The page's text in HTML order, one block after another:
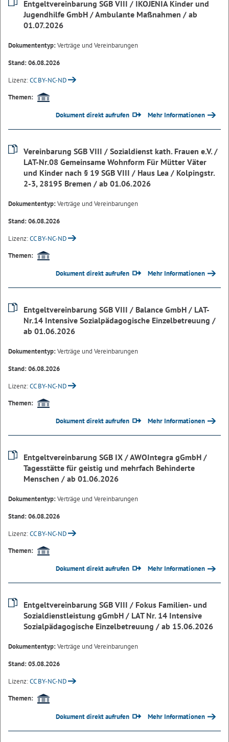
Entgeltvereinbarung SGB VIII / IKOJENIA Kinder und
Jugendhilfe GmbH / Ambulante Maßnahmen / ab
01.07.2026
Dokumententyp:Verträge und Vereinbarungen
Stand: 06.08.2026
Lizenz:CC BY-NC-ND
Themen:
Dokument direkt aufrufen Mehr Informationen
Vereinbarung SGB VIII / Sozialdienst kath. Frauen e.V. /
LAT-Nr.08 Gemeinsame Wohnform Für Mütter Väter
und Kinder nach § 19 SGB VIII / Haus Lea / Kolpingstr.
2-3, 28195 Bremen / ab 01.06.2026
Dokumententyp:Verträge und Vereinbarungen
Stand: 06.08.2026
Lizenz:CC BY-NC-ND
Themen:
Dokument direkt aufrufen Mehr Informationen
Entgeltvereinbarung SGB VIII / Balance GmbH / LAT-
Nr.14 Intensive Sozialpädagogische Einzelbetreuung /
ab 01.06.2026
Dokumententyp:Verträge und Vereinbarungen
Stand: 06.08.2026
Lizenz:CC BY-NC-ND
Themen:
Dokument direkt aufrufen Mehr Informationen
Entgeltvereinbarung SGB IX / AWOIntegra gGmbH /
Tagesstätte für geistig und mehrfach Behinderte
Menschen / ab 01.06.2026
Dokumententyp:Verträge und Vereinbarungen
Stand: 06.08.2026
Lizenz:CC BY-NC-ND
Themen:
Dokument direkt aufrufen Mehr Informationen
Entgeltvereinbarung SGB VIII / Fokus Familien- und
Sozialdienstleistung gGmbH / LAT Nr. 14 Intensive
Sozialpädagogische Einzelbetreuung / ab 15.06.2026
Dokumententyp:Verträge und Vereinbarungen
Stand: 05.08.2026
Lizenz:CC BY-NC-ND
Themen:
Dokument direkt aufrufen Mehr Informationen